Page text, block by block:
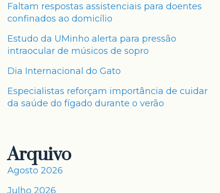
Faltam respostas assistenciais para doentes
confinados ao domicílio
Estudo da UMinho alerta para pressão
intraocular de músicos de sopro
Dia Internacional do Gato
Especialistas reforçam importância de cuidar
da saúde do fígado durante o verão
Arquivo
Agosto 2026
Julho 2026